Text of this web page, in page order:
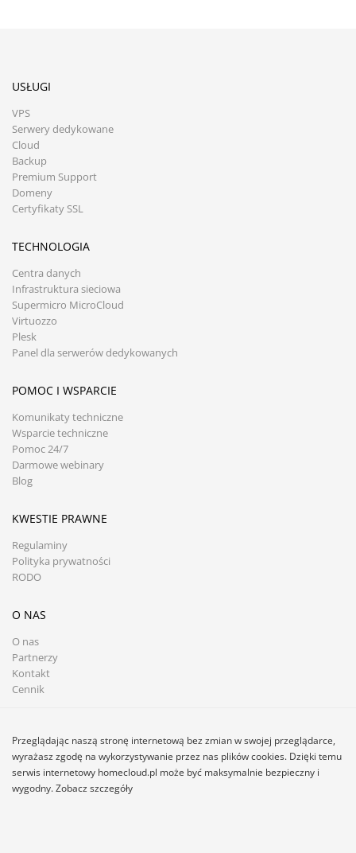
USŁUGI
VPS
Serwery dedykowane
Cloud
Backup
Premium Support
Domeny
Certyfikaty SSL
TECHNOLOGIA
Centra danych
Infrastruktura sieciowa
Supermicro MicroCloud
Virtuozzo
Plesk
Panel dla serwerów dedykowanych
POMOC I WSPARCIE
Komunikaty techniczne
Wsparcie techniczne
Pomoc 24/7
Darmowe webinary
Blog
KWESTIE PRAWNE
Regulaminy
Polityka prywatności
RODO
O NAS
O nas
Partnerzy
Kontakt
Cennik
Przeglądając naszą stronę internetową bez zmian w swojej przeglądarce,
wyrażasz zgodę na wykorzystywanie przez nas plików cookies. Dzięki temu
serwis internetowy homecloud.pl może być maksymalnie bezpieczny i
wygodny. Zobacz szczegóły